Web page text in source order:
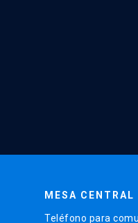
MESA CENTRAL
Teléfono para